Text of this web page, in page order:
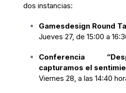
dos instancias:
Gamesdesign Round
Jueves 27, de 15:00 a
Conferencia
capturamos el
Viernes 28, a las 14:40